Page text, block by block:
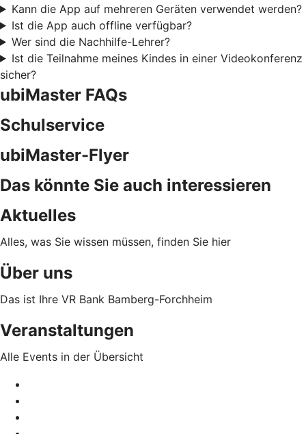
Kann die App auf mehreren Geräten verwendet werden?
Ist die App auch offline verfügbar?
Wer sind die Nachhilfe-Lehrer?
Ist die Teilnahme meines Kindes in einer Videokonferenz
sicher?
ubiMaster FAQs
Schulservice
ubiMaster-Flyer
Das könnte Sie auch interessieren
Aktuelles
Alles, was Sie wissen müssen, finden Sie hier
Über uns
Das ist Ihre VR Bank Bamberg-Forchheim
Veranstaltungen
Alle Events in der Übersicht